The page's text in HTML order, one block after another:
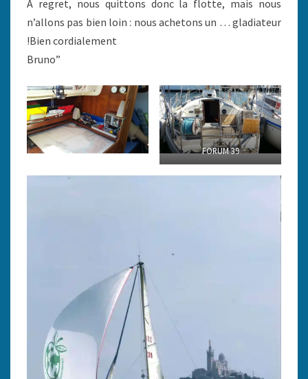
A regret, nous quittons donc la flotte, mais nous
n’allons pas bien loin : nous achetons un … gladiateur
!Bien cordialement
Bruno”
FORUM 39